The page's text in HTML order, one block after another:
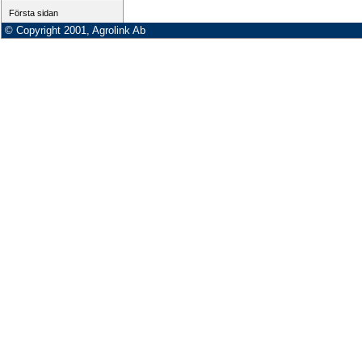
Första sidan
© Copyright 2001, Agrolink Ab